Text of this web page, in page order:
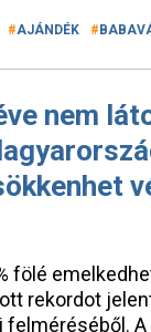
AJÁNDÉK
nem
fölé
rekordot
A